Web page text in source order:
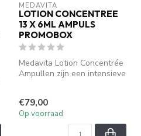
MEDAVITA
LOTION CONCENTREE
13 X 6ML AMPULS
PROMOBOX
Medavita Lotion Concentrée
Ampullen zijn een intensieve
€79,00
Op voorraad